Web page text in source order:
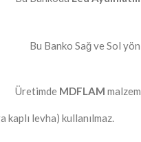
Bu Banko Sağ ve Sol
Üretimde MDFLAM
kaplı levha) kullanılmaz.